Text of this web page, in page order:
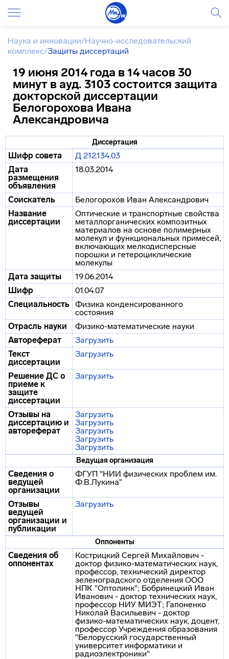
Наука и инновации/Научно-исследовательский
комплекс/Защиты диссертаций
19 июня 2014 года в 14 часов 30
минут в ауд. 3103 состоится защита
докторской диссертации
Белогорохова Ивана
Александровича
Диссертация
Шифр совета
Д 212.134.03
Дата
размещения
объявления
18.03.2014
Соискатель
Белогорохов Иван Александрович
Название
диссертации
Оптические и транспортные свойства
металлорганических композитных
материалов на основе полимерных
молекул и функциональных примесей,
включающих мелкодисперсные
порошки и гетероциклические
молекулы
Дата защиты
19.06.2014
Шифр
01.04.07
Специальность Физика конденсированного
состояния
Отрасль науки
Физико-математические науки
Автореферат
Загрузить
Текст
диссертации
Загрузить
Решение ДС о
приеме к
защите
диссертации
Загрузить
Отзывы на
диссертацию и
автореферат
Загрузить
Загрузить
Загрузить
Загрузить
Загрузить
Ведущая организация
Сведения о
ведущей
организации
ФГУП "НИИ физических проблем им.
Ф.В.Лукина"
Отзывы
ведущей
организации и
публикации
Загрузить
Оппоненты
Сведения об
оппонентах
Кострицкий Сергей Михайлович -
доктор физико-математических наук,
профессор, технический директор
зеленоградского отделения ООО
НПК "Оптолинк"; Бобринецкий Иван
Иванович - доктор технических наук,
профессор НИУ МИЭТ; Гапоненко
Николай Васильевич - доктор
физико-математических наук, доцент,
профессор Учреждения образования
"Белорусский государственный
университет информатики и
радиоэлектроники"